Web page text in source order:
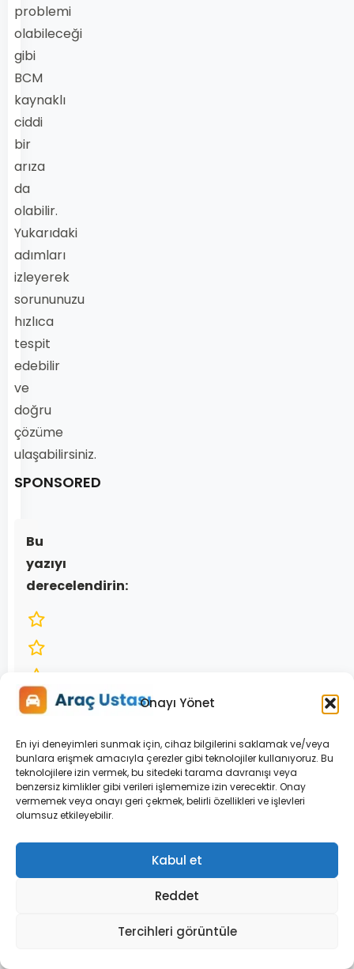
Onayı Yönet
En iyi deneyimleri sunmak için, cihaz bilgilerini saklamak ve/veya
bunlara erişmek amacıyla çerezler gibi teknolojiler kullanıyoruz. Bu
teknolojilere izin vermek, bu sitedeki tarama davranışı veya
benzersiz kimlikler gibi verileri işlememize izin verecektir. Onay
vermemek veya onayı geri çekmek, belirli özellikleri ve işlevleri
olumsuz etkileyebilir.
Kabul et
Reddet
Tercihleri görüntüle
problemi
olabileceği
gibi
BCM
kaynaklı
ciddi
bir
arıza
da
olabilir.
Yukarıdaki
adımları
izleyerek
sorununuzu
hızlıca
tespit
edebilir
ve
doğru
çözüme
ulaşabilirsiniz.
SPONSORED
Bu
yazıyı
derecelendirin:
Ortalama:
4/5
(22